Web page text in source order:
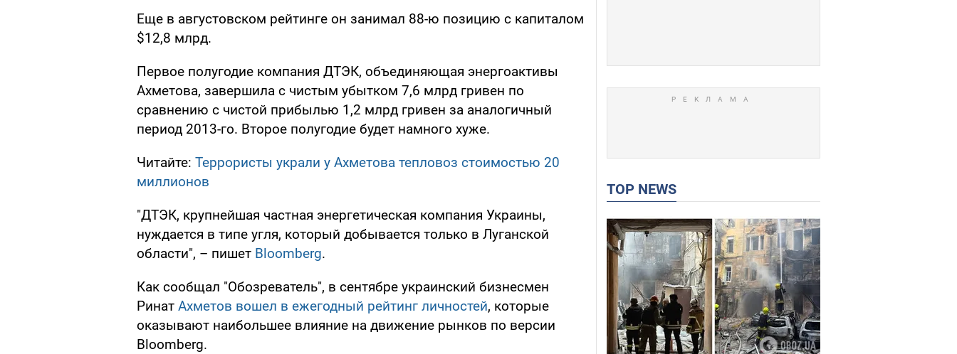
Еще в августовском рейтинге он занимал 88-ю позицию с капиталом
$12,8 млрд.
Первое полугодие компания ДТЭК, объединяющая энергоактивы
Ахметова, завершила с чистым убытком 7,6 млрд гривен по
сравнению с чистой прибылью 1,2 млрд гривен за аналогичный
период 2013-го. Второе полугодие будет намного хуже.
Читайте: Террористы украли у Ахметова тепловоз стоимостью 20
миллионов
"ДТЭК, крупнейшая частная энергетическая компания Украины,
нуждается в типе угля, который добывается только в Луганской
области", – пишет Bloomberg.
Как сообщал "Обозреватель", в сентябре украинский бизнесмен
Ринат Ахметов вошел в ежегодный рейтинг личностей, которые
оказывают наибольшее влияние на движение рынков по версии
Bloomberg.
TOP NEWS